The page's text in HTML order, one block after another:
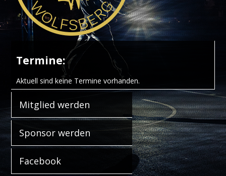
Termine:
Aktuell sind keine Termine vorhanden.
Mitglied werden
Sponsor werden
Facebook